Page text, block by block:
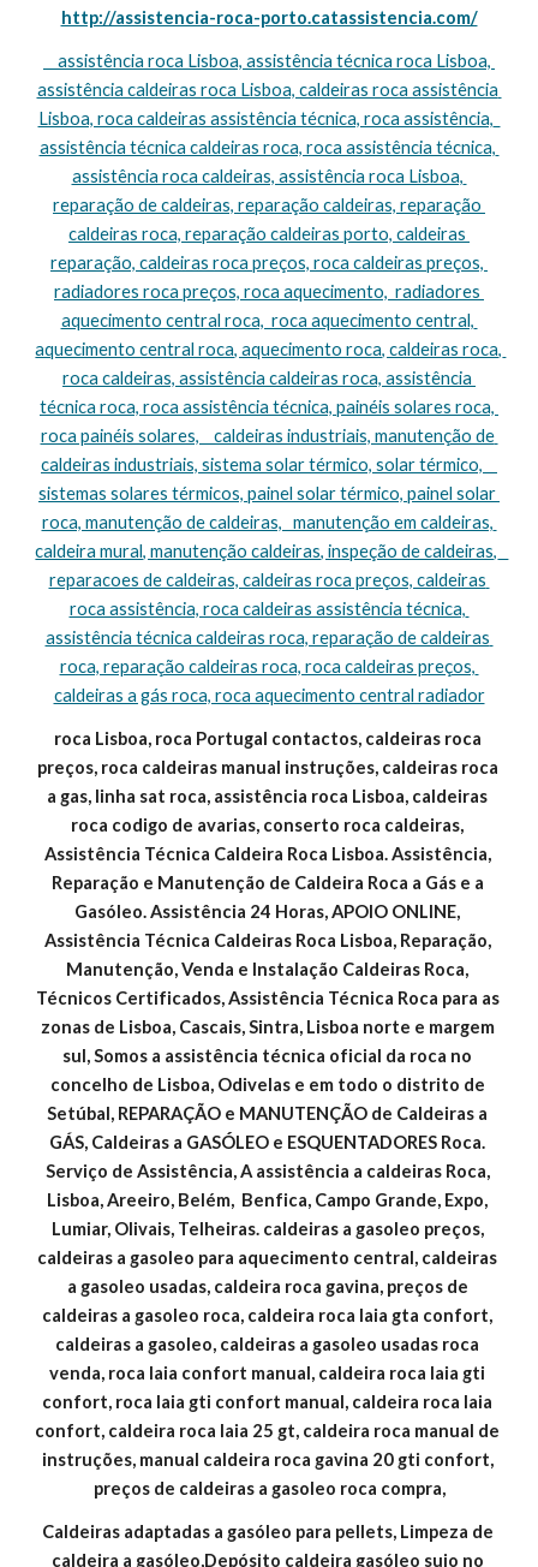
http://assistencia-roca-porto.catassistencia.com/
assistência caldeiras roca Lisboa, caldeiras roca assistência
Lisboa, roca caldeiras assistência técnica, roca assistência,
assistência técnica caldeiras roca, roca assistência técnica,
assistência roca caldeiras, assistência roca Lisboa,
reparação de caldeiras, reparação caldeiras, reparação
caldeiras roca, reparação caldeiras porto, caldeiras
reparação, caldeiras roca preços, roca caldeiras preços,
radiadores roca preços, roca aquecimento,  radiadores
aquecimento central roca,  roca aquecimento central,
aquecimento central roca, aquecimento roca, caldeiras roca,
roca caldeiras, assistência caldeiras roca, assistência
técnica roca, roca assistência técnica, painéis solares roca,
roca painéis solares,    caldeiras industriais, manutenção de
caldeiras industriais, sistema solar térmico, solar térmico,
sistemas solares térmicos, painel solar térmico, painel solar
roca, manutenção de caldeiras,   manutenção em caldeiras,
caldeira mural, manutenção caldeiras, inspeção de caldeiras,
reparacoes de caldeiras, caldeiras roca preços, caldeiras
roca assistência, roca caldeiras assistência técnica,
assistência técnica caldeiras roca, reparação de caldeiras
roca, reparação caldeiras roca, roca caldeiras preços,
caldeiras a gás roca, roca aquecimento central radiador
roca Lisboa, roca Portugal contactos, caldeiras roca
preços, roca caldeiras manual instruções, caldeiras roca
a gas, linha sat roca, assistência roca Lisboa, caldeiras
roca codigo de avarias, conserto roca caldeiras,
Assistência Técnica Caldeira Roca Lisboa. Assistência,
Reparação e Manutenção de Caldeira Roca a Gás e a
Gasóleo. Assistência 24 Horas, APOIO ONLINE,
Assistência Técnica Caldeiras Roca Lisboa, Reparação,
Manutenção, Venda e Instalação Caldeiras Roca,
Técnicos Certificados, Assistência Técnica Roca para as
zonas de Lisboa, Cascais, Sintra, Lisboa norte e margem
sul, Somos a assistência técnica oficial da roca no
concelho de Lisboa, Odivelas e em todo o distrito de
Setúbal, REPARAÇÃO e MANUTENÇÃO de Caldeiras a
GÁS, Caldeiras a GASÓLEO e ESQUENTADORES Roca.
Serviço de Assistência, A assistência a caldeiras Roca,
Lisboa, Areeiro, Belém,  Benfica, Campo Grande, Expo,
Lumiar, Olivais, Telheiras. caldeiras a gasoleo preços,
caldeiras a gasoleo para aquecimento central, caldeiras
a gasoleo usadas, caldeira roca gavina, preços de
caldeiras a gasoleo roca, caldeira roca laia gta confort,
caldeiras a gasoleo, caldeiras a gasoleo usadas roca
venda, roca laia confort manual, caldeira roca laia gti
confort, roca laia gti confort manual, caldeira roca laia
confort, caldeira roca laia 25 gt, caldeira roca manual de
instruções, manual caldeira roca gavina 20 gti confort,
preços de caldeiras a gasoleo roca compra,
Caldeiras adaptadas a gasóleo para pellets, Limpeza de
caldeira a gasóleo,Depósito caldeira gasóleo sujo no